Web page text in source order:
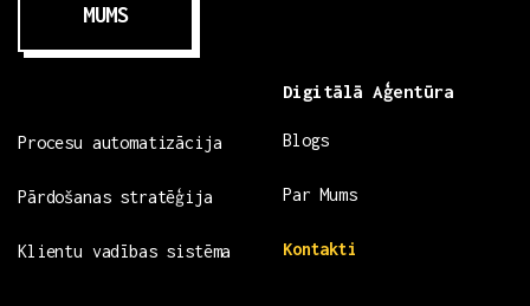
MUMS
Procesu automatizācija
Pārdošanas stratēģija
Klientu vadības sistēma
Digitālā Aģentūra
Blogs
Par Mums
Kontakti